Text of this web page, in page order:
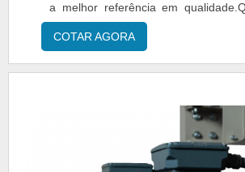
a melhor referência em
tema é empresa de máquina
melhores profissionais da ManuPack
clientes.dETALHES
EMPRESA DE MÁQUINA
COTAR AGORA